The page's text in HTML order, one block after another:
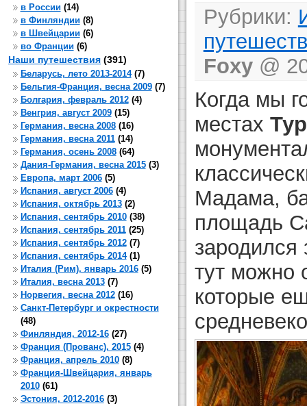
в России(14)
в Финляндии(8)
в Швейцарии(6)
во Франции(6)
Наши путешествия (391)
Беларусь, лето 2013-2014(7)
Бельгия-Франция, весна 2009(7)
Болгария, февраль 2012(4)
Венгрия, август 2009(15)
Германия, весна 2008(16)
Германия, весна 2011(14)
Германия, осень 2008(64)
Дания-Германия, весна 2015(3)
Европа, март 2006(5)
Испания, август 2006(4)
Испания, октябрь 2013(2)
Испания, сентябрь 2010(38)
Испания, сентябрь 2011(25)
Испания, сентябрь 2012(7)
Испания, сентябрь 2014(1)
Италия (Рим), январь 2016(5)
Италия, весна 2013(7)
Норвегия, весна 2012(16)
Санкт-Петербург и окрестности
(48)
Финляндия, 2012-16(27)
Франция (Прованс), 2015(4)
Франция, апрель 2010(8)
Франция-Швейцария, январь
2010(61)
Эстония, 2012-2016(3)
Рубрики:
Foxy@
Когда мы
местах
Мадама,
площадь
зародился
тут можно
которые